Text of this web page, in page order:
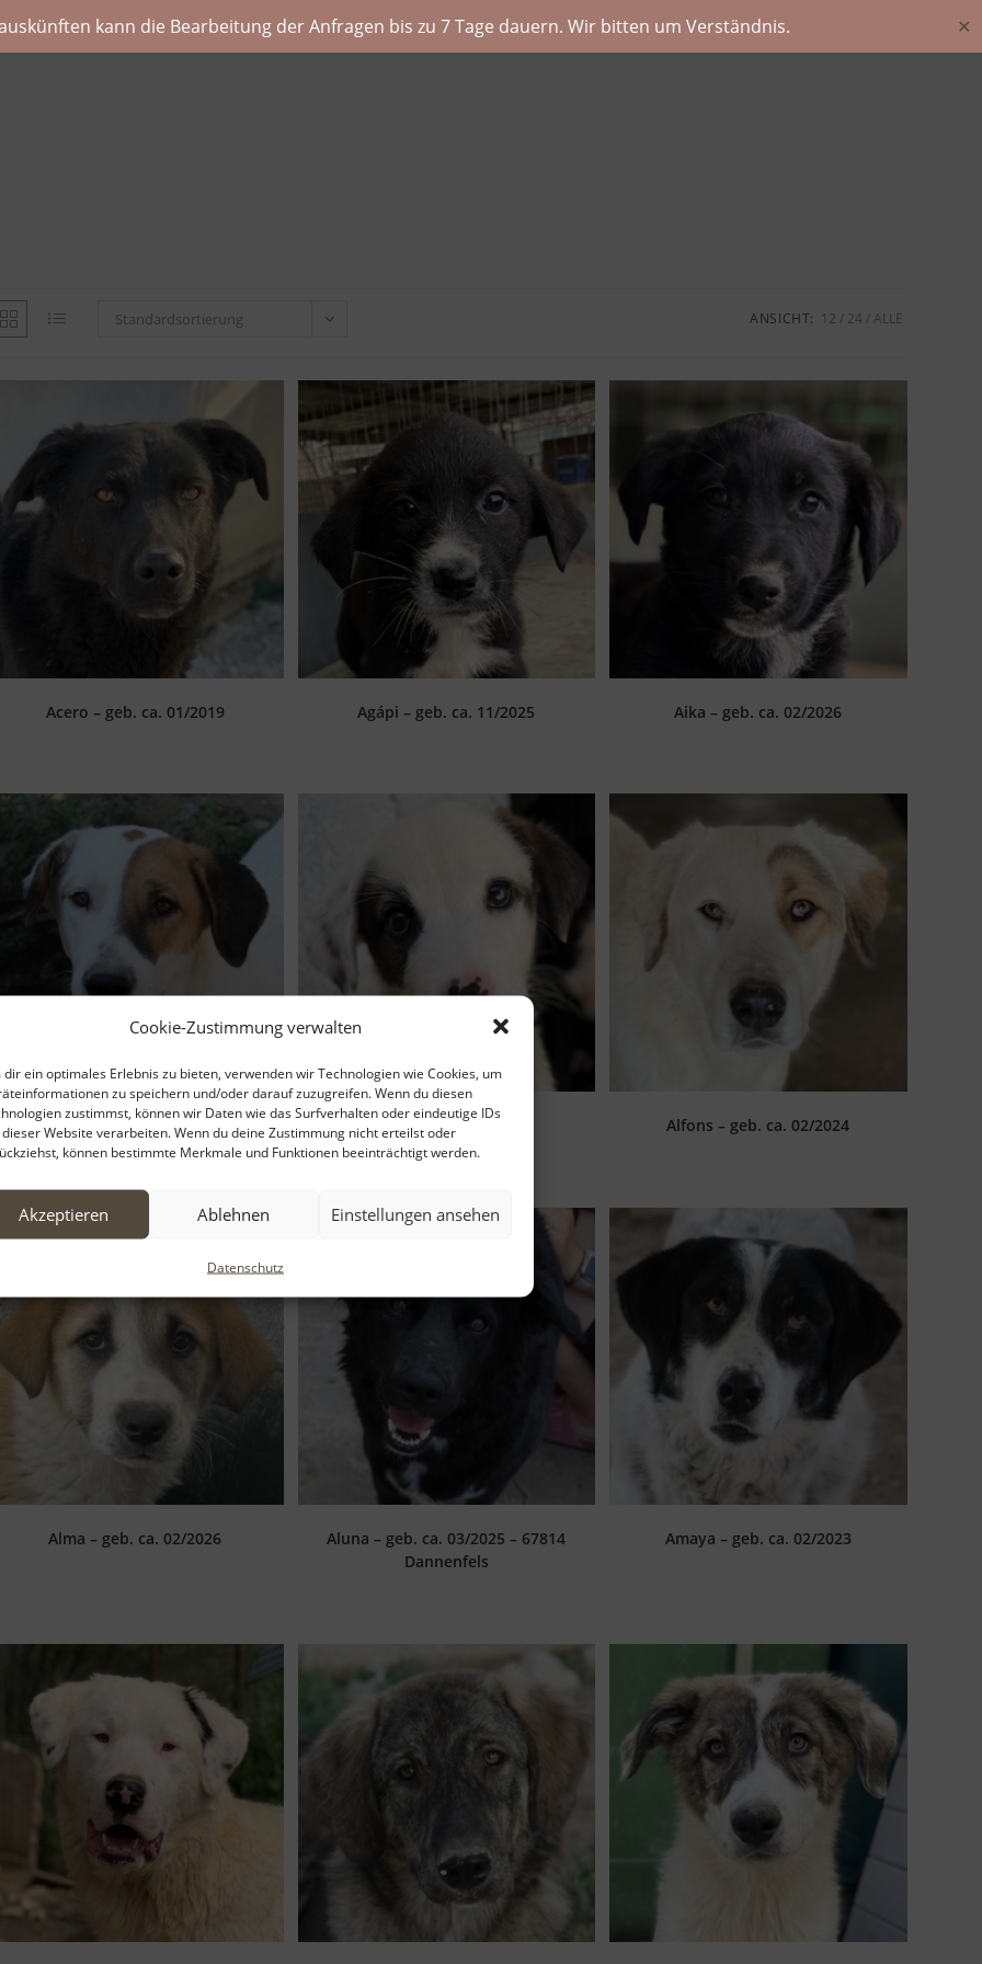
kann die Bearbeitung der Anfragen bis zu 7 Tage dauern. Wir bitten um Verständnis. ✕
Cookie-Zustimmung verwalten
dir ein optimales Erlebnis zu bieten, verwenden wir Technologien wie Cookies, um
zu speichern und/oder darauf zuzugreifen. Wenn du diesen
zustimmst, können wir Daten wie das Surfverhalten oder eindeutige IDs
Website verarbeiten. Wenn du deine Zustimmung nicht erteilst oder
können bestimmte Merkmale und Funktionen beeinträchtigt werden.
Akzeptieren Ablehnen Einstellungen ansehen
Datenschutz
Standardsortierung ANSICHT: 12 24 ALLE
Acero – geb. ca. 01/2019 Agápi – geb. ca. 11/2025 Aika – geb. ca. 02/2026
Akeila – geb. ca. 06/2023 Alain – geb. ca. 06/2023 Alfons – geb. ca. 02/2024
Alma – geb. ca. 02/2026
Aluna – geb. ca. 03/2025 – 67814
Dannenfels
Amaya – geb. ca. 02/2023